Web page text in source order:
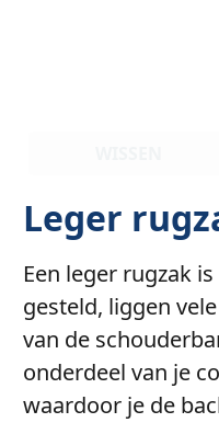
Leger
Een leger rugzak
gesteld, liggen
van de
onderdeel van je
waardoor je de